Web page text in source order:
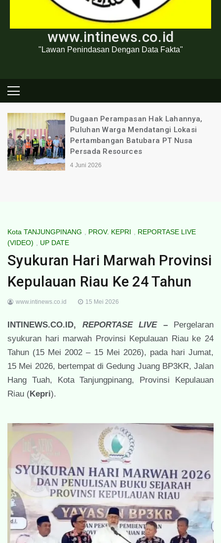
www.intinews.co.id
"Lawan Penindasan Dengan Data Fakta"
Dugaan Perampasan Hak Lahannya,
Puluhan Warga Mendatangi Lokasi
Pertambangan Batubara PT Nusa
Persada Resources
4 Juni 2026
Kota TANJUNGPINANG , PROV. KEPRI , REPORTASE LIVE
(VIDEO)
UP DATE
Syukuran Hari Marwah Provinsi
Kepulauan Riau Ke 24 Tahun
www.intinews.co.id 15 Mei 2026
INTINEWS.CO.ID, REPORTASE LIVE–Pergelaran
syukuran hari marwah Provinsi Kepulauan Riau ke 24
Tahun (15 Mei 2002 – 15 Mei 2026), pada hari Jumat,
15 Mei 2026, bertempat di Gedung Juang BP3KR, Jalan
Hang Tuah, Kota Tanjungpinang, Provinsi Kepulauan
Riau (Kepri).